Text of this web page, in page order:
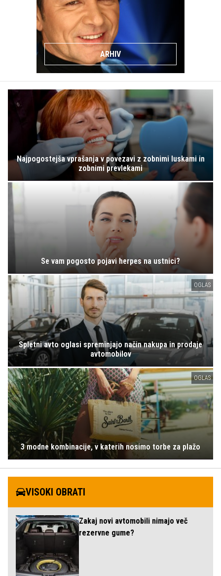
ARHIV
Najpogostejša vprašanja v povezavi z zobnimi luskami in
zobnimi prevlekami
Se vam pogosto pojavi herpes na ustnici?
OGLAS
Spletni avto oglasi spreminjajo način nakupa in prodaje
avtomobilov
OGLAS
3 modne kombinacije, v katerih nosimo torbe za plažo
VISOKI OBRATI
Zakaj novi avtomobili nimajo več
rezervne gume?